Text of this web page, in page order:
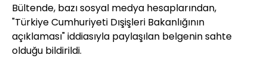
Bültende, bazı sosyal medya hesaplarından,
"Türkiye Cumhuriyeti Dışişleri Bakanlığının
açıklaması" iddiasıyla paylaşılan belgenin sahte
olduğu bildirildi.